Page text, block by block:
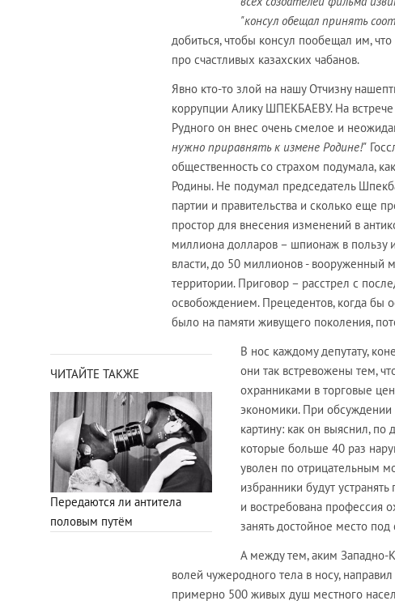
"консул обещал принять
добиться, чтобы консул пообещал им,
про счастливых казахских чабанов.
Явно кто-то злой на нашу Отчизну
коррупции Алику ШПЕКБАЕВУ. На
Рудного он внес очень смелое и
нужно приравнять к измене Родине!"
общественность со страхом подумала,
Родины. Не подумал председатель
партии и правительства и сколько еще
простор для внесения изменений в
миллиона долларов – шпионаж в пользу
власти, до 50 миллионов - вооруженный
территории. Приговор – расстрел с
освобождением. Прецедентов, когда бы
было на памяти живущего поколения,
ЧИТАЙТЕ ТАКЖЕ
Передаются ли антитела
половым путём
В нос каждому депутату,
они так встревожены тем,
охранниками в торговые
экономики. При
картину: как он выяснил, по
которые больше 40 раз
уволен по отрицательным
избранники будут
и востребована профессия
занять достойное место
А между тем, аким Западно-
волей чужеродного тела в носу,
примерно 500 живых душ местного